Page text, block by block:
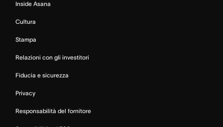
Inside Asana
Cultura
Stampa
Relazioni con gli investitori
Fiducia e sicurezza
Privacy
Responsabilità del fornitore